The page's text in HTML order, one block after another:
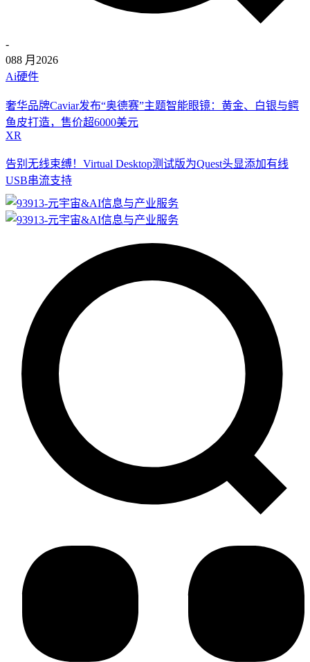
-
088 月 2026
Ai硬件
奢华品牌Caviar发布“奥德赛”主题智能眼镜：黄金、白银与鳄
鱼皮打造，售价超6000美元
XR
告别无线束缚！Virtual Desktop测试版为Quest头显添加有线
USB串流支持